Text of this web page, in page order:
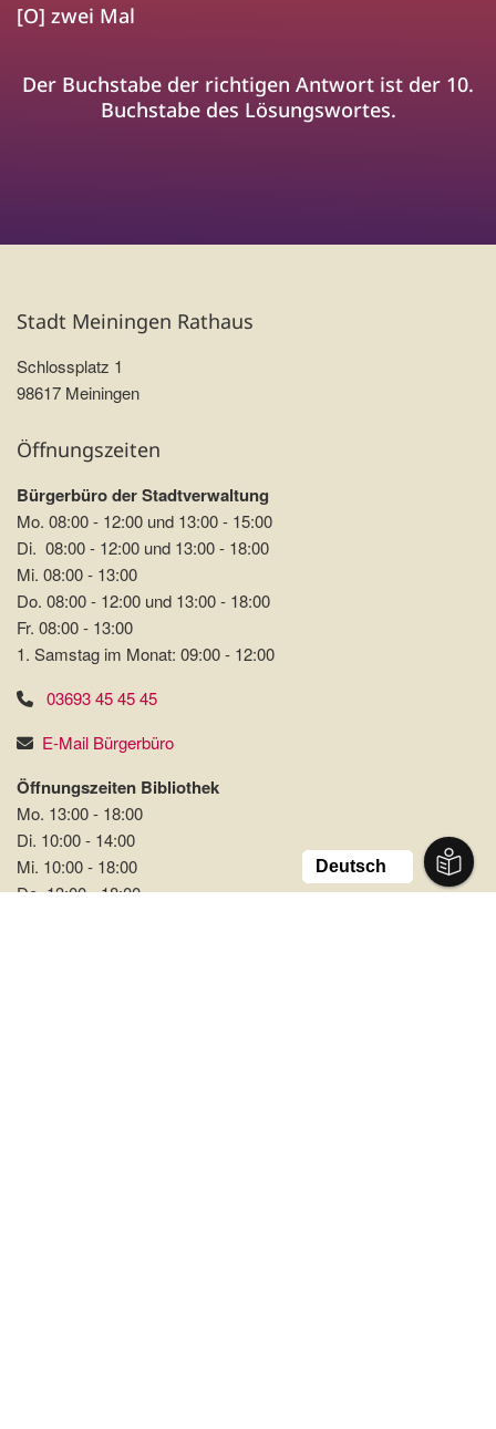
[O] zwei Mal
Der Buchstabe der richtigen Antwort ist der 10.
Buchstabe des Lösungswortes.
Stadt Meiningen Rathaus
Schlossplatz 1
98617 Meiningen
Öffnungszeiten
Bürgerbüro der Stadtverwaltung
Mo. 08:00 - 12:00 und 13:00 - 15:00
Di. 08:00 - 12:00 und 13:00 - 18:00
Mi. 08:00 - 13:00
Do. 08:00 - 12:00 und 13:00 - 18:00
Fr. 08:00 - 13:00
1. Samstag im Monat: 09:00 - 12:00
03693 45 45 45
E-Mail Bürgerbüro
Öffnungszeiten Bibliothek
Mo. 13:00 - 18:00
Di. 10:00 - 14:00
Mi. 10:00 - 18:00
Do. 13:00 - 18:00